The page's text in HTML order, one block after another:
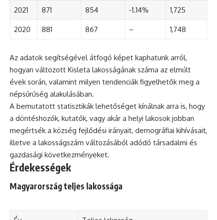
2021 871 854 -1.14% 1,725
2020 881 867 – 1,748
Az adatok segítségével átfogó képet kaphatunk arról,
hogyan változott Kisleta lakosságának száma az elmúlt
évek során, valamint milyen tendenciák figyelhetők meg a
népsűrűség alakulásában.
A bemutatott statisztikák lehetőséget kínálnak arra is, hogy
a döntéshozók, kutatók, vagy akár a helyi lakosok jobban
megértsék a község fejlődési irányait, demográfiai kihívásait,
illetve a lakosságszám változásából adódó társadalmi és
gazdasági következményeket.
Érdekességek
Magyarország teljes lakossága